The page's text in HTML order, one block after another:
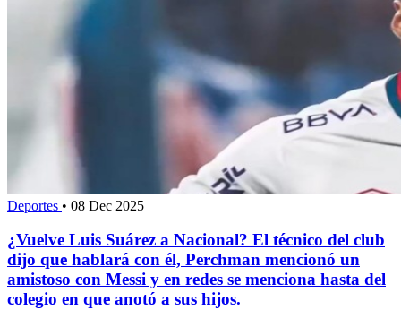
Deportes • 08 Dec 2025
¿Vuelve Luis Suárez a Nacional? El técnico del club
dijo que hablará con él, Perchman mencionó un
amistoso con Messi y en redes se menciona hasta del
colegio en que anotó a sus hijos.